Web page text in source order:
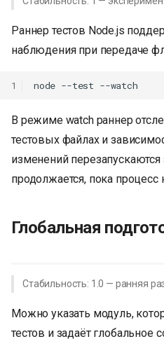
Раннер тестов Node.js
наблюдения при передаче
1 node --test
В режиме watch раннер
тестовых файлах и
изменений перезапускаются
продолжается, пока
Глобальная
Стабильность: 1.0 — ранняя
Можно указать модуль,
тестов и задаёт глобальное